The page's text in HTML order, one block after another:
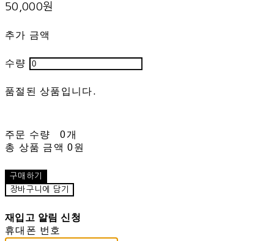
50,000원
추가 금액
수량
품절된 상품입니다.
주문 수량
0개
총 상품 금액 0원
구매하기
장바구니에 담기
재입고 알림 신청
휴대폰 번호